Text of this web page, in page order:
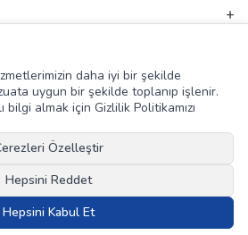
Aboneliği
olmak için e-bültenimize abone olun!
Kabul Ediyorum.
daha iyi bir şekilde
uygun bir şekilde toplanıp işlenir.
almak için Gizlilik Politikamızı
Özelleştir
Hepsini Reddet
Hepsini Kabul Et